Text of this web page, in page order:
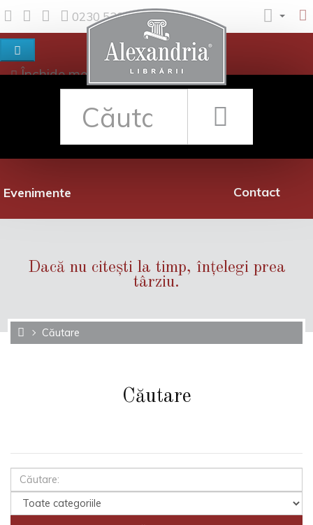
0230 530 342
Închide meniul
Evenimente
Rețea librării
Contact
Dacă nu citești la timp, înțelegi prea
târziu.
Căutare
Căutare